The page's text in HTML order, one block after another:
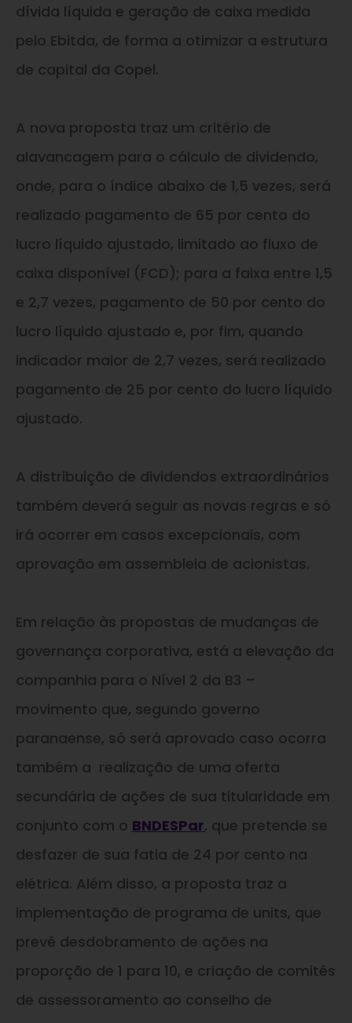
dívida líquida e geração de caixa medida
pelo Ebitda, de forma a otimizar a estrutura
de capital da Copel.
A nova proposta traz um critério de
alavancagem para o cálculo de dividendo,
onde, para o índice abaixo de 1,5 vezes, será
realizado pagamento de 65 por cento do
lucro líquido ajustado, limitado ao fluxo de
caixa disponível (FCD); para a faixa entre 1,5
e 2,7 vezes, pagamento de 50 por cento do
lucro líquido ajustado e, por fim, quando
indicador maior de 2,7 vezes, será realizado
pagamento de 25 por cento do lucro líquido
ajustado.
A distribuição de dividendos extraordinários
também deverá seguir as novas regras e só
irá ocorrer em casos excepcionais, com
aprovação em assembleia de acionistas.
Em relação às propostas de mudanças de
governança corporativa, está a elevação da
companhia para o Nível 2 da B3 –
movimento que, segundo governo
paranaense, só será aprovado caso ocorra
também a realização de uma oferta
secundária de ações de sua titularidade em
conjunto com o BNDESPar, que pretende se
desfazer de sua fatia de 24 por cento na
elétrica. Além disso, a proposta traz a
implementação de programa de units, que
prevê desdobramento de ações na
proporção de 1 para 10, e criação de comitês
de assessoramento ao conselho de